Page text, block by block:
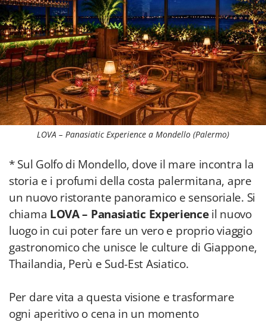
LOVA – Panasiatic Experience a Mondello (Palermo)
* Sul Golfo di Mondello, dove il mare incontra la
storia e i profumi della costa palermitana, apre
un nuovo ristorante panoramico e sensoriale. Si
chiama LOVA – Panasiatic Experienceil nuovo
luogo in cui poter fare un vero e proprio viaggio
gastronomico che unisce le culture di Giappone,
Thailandia, Perù e Sud-Est Asiatico.
Per dare vita a questa visione e trasformare
ogni aperitivo o cena in un momento